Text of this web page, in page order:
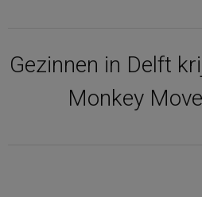
Contact
Bestellen
Gezinnen in Delft
Monkey